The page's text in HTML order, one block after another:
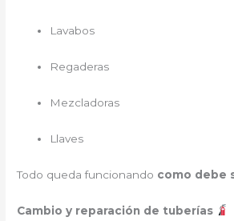
Lavabos
Regaderas
Mezcladoras
Llaves
Todo queda funcionando como debe
Cambio y reparación de tuberías